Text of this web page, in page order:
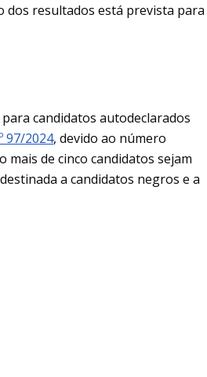
dos resultados está prevista para
candidatos autodeclarados
97/2024, devido ao número
mais de cinco candidatos sejam
a candidatos negros e a